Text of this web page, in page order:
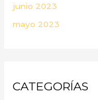
junio 2023
mayo 2023
CATEGORÍAS